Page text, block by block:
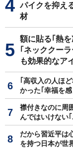
パイクを抑え
材
額に貼る｢熱
｢ネッククー
も効果的なア
｢高収入の人ほ
かった｢幸福を
襟付きなのに周
んではいけない
だから習近平は
を持つ日本が世